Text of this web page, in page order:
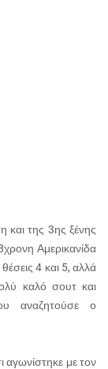
και της 3ης ξένης
Αμερικανίδα
4 και 5, αλλά
καλό σουτ και
αναζητούσε ο
αγωνίστηκε με τον